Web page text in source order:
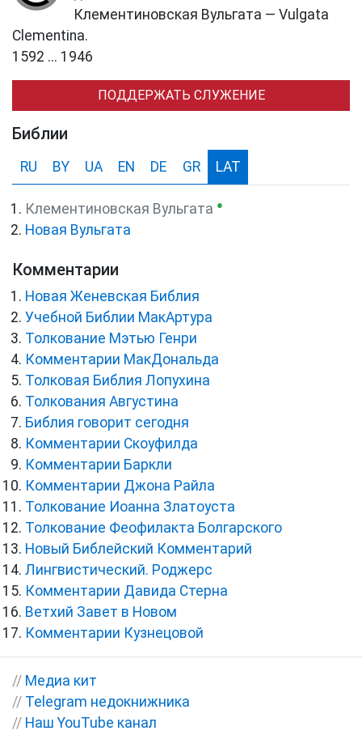
Клементиновская Вульгата — Vulgata
Clementina.
1592 ... 1946
ПОДДЕРЖАТЬ СЛУЖЕНИЕ
Библии
RU BY UA EN DE GR LAT
Клементиновская Вульгата ●
Новая Вульгата
Комментарии
Новая Женевская Библия
Учебной Библии МакАртура
Толкование Мэтью Генри
Комментарии МакДональда
Толковая Библия Лопухина
Толкования Августина
Библия говорит сегодня
Комментарии Скоуфилда
Комментарии Баркли
Комментарии Джона Райла
Толкование Иоанна Златоуста
Толкование Феофилакта Болгарского
Новый Библейский Комментарий
Лингвистический. Роджерс
Комментарии Давида Стерна
Ветхий Завет в Новом
Комментарии Кузнецовой
// Медиа кит
// Telegram недокнижника
// Наш YouTube канал